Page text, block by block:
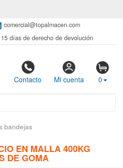
comercial@topalmacen.com
15 días de derecho de devolución
Contacto Mi cuenta 0
bandejas
EN MALLA 400KG
DE GOMA